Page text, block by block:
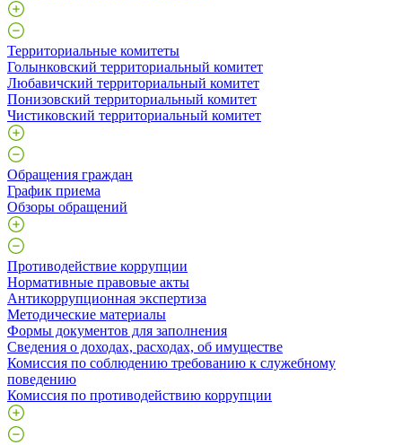
Территориальные комитеты
Голынковский территориальный комитет
Любавичский территориальный комитет
Понизовский территориальный комитет
Чистиковский территориальный комитет
Обращения граждан
График приема
Обзоры обращений
Противодействие коррупции
Нормативные правовые акты
Антикоррупционная экспертиза
Методические материалы
Формы документов для заполнения
Сведения о доходах, расходах, об имуществе
Комиссия по соблюдению требованию к служебному
поведению
Комиссия по противодействию коррупции